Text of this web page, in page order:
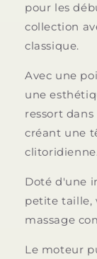
pour les
collection
classique.
Avec une
une
ressort
créant une
Doté d'une
petite taille,
massage
Le moteur